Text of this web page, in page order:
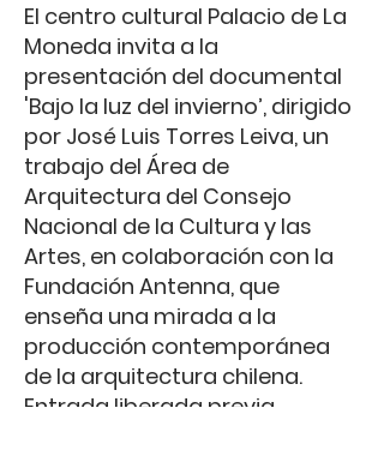
El centro cultural Palacio de La
Moneda invita a la
presentación del documental
'Bajo la luz del invierno’, dirigido
por José Luis Torres Leiva, un
trabajo del Área de
Arquitectura del Consejo
Nacional de la Cultura y las
Artes, en colaboración con la
Fundación Antenna, que
enseña una mirada a la
producción contemporánea
de la arquitectura chilena.
Entrada liberada previa